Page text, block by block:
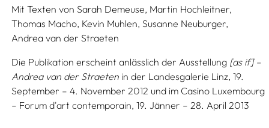
Mit Texten von Sarah Demeuse, Martin Hochleitner,
Thomas Macho, Kevin Muhlen, Susanne Neuburger,
Andrea van der Straeten
Die Publikation erscheint anlässlich der Ausstellung [as if] –
Andrea van der Straeten in der Landesgalerie Linz, 19.
September – 4. November 2012 und im Casino Luxembourg
– Forum d'art contemporain, 19. Jänner – 28. April 2013